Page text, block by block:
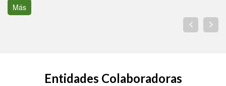
Más
Entidades Colaboradoras